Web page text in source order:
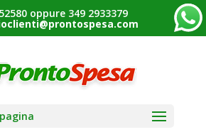
oppure 349 2933379